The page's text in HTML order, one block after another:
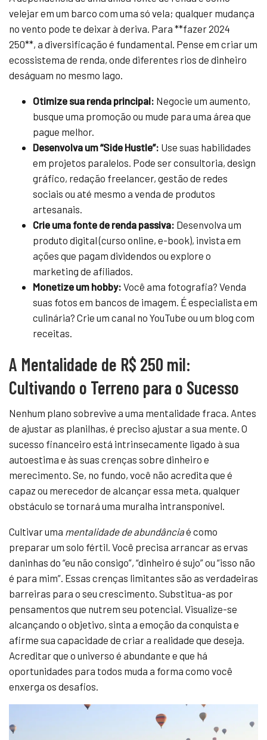
velejar em um barco com uma só vela; qualquer mudança
no vento pode te deixar à deriva. Para **fazer 2024
250**, a diversificação é fundamental. Pense em criar um
ecossistema de renda, onde diferentes rios de dinheiro
deságuam no mesmo lago.
Otimize sua renda principal: Negocie um aumento,
busque uma promoção ou mude para uma área que
pague melhor.
Desenvolva um “Side Hustle”: Use suas habilidades
em projetos paralelos. Pode ser consultoria, design
gráfico, redação freelancer, gestão de redes
sociais ou até mesmo a venda de produtos
artesanais.
Crie uma fonte de renda passiva: Desenvolva um
produto digital (curso online, e-book), invista em
ações que pagam dividendos ou explore o
marketing de afiliados.
Monetize um hobby: Você ama fotografia? Venda
suas fotos em bancos de imagem. É especialista em
culinária? Crie um canal no YouTube ou um blog com
receitas.
A Mentalidade de R$ 250 mil:
Cultivando o Terreno para o Sucesso
Nenhum plano sobrevive a uma mentalidade fraca. Antes
de ajustar as planilhas, é preciso ajustar a sua mente. O
sucesso financeiro está intrinsecamente ligado à sua
autoestima e às suas crenças sobre dinheiro e
merecimento. Se, no fundo, você não acredita que é
capaz ou merecedor de alcançar essa meta, qualquer
obstáculo se tornará uma muralha intransponível.
Cultivar uma mentalidade de abundânciaé como
preparar um solo fértil. Você precisa arrancar as ervas
daninhas do “eu não consigo”, “dinheiro é sujo” ou “isso não
é para mim”. Essas crenças limitantes são as verdadeiras
barreiras para o seu crescimento. Substitua-as por
pensamentos que nutrem seu potencial. Visualize-se
alcançando o objetivo, sinta a emoção da conquista e
afirme sua capacidade de criar a realidade que deseja.
Acreditar que o universo é abundante e que há
oportunidades para todos muda a forma como você
enxerga os desafios.